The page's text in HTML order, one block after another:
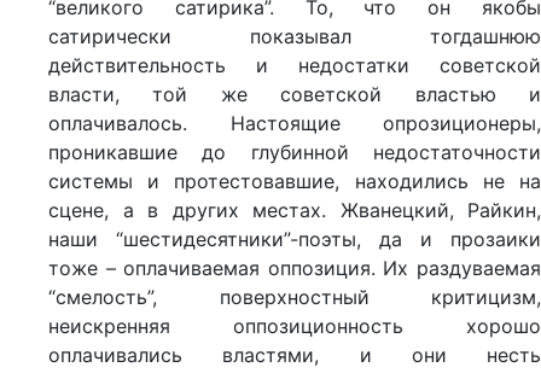
“великого сатирика”. То, что он якобы
сатирически показывал тогдашнюю
действительность и недостатки советской
власти, той же советской властью и
оплачивалось. Настоящие опрозиционеры,
проникавшие до глубинной недостаточности
системы и протестовавшие, находились не на
сцене, а в других местах. Жванецкий, Райкин,
наши “шестидесятники”-поэты, да и прозаики
тоже – оплачиваемая оппозиция. Их раздуваемая
“смелость”, поверхностный критицизм,
неискренняя оппозиционность хорошо
оплачивались властями, и они несть